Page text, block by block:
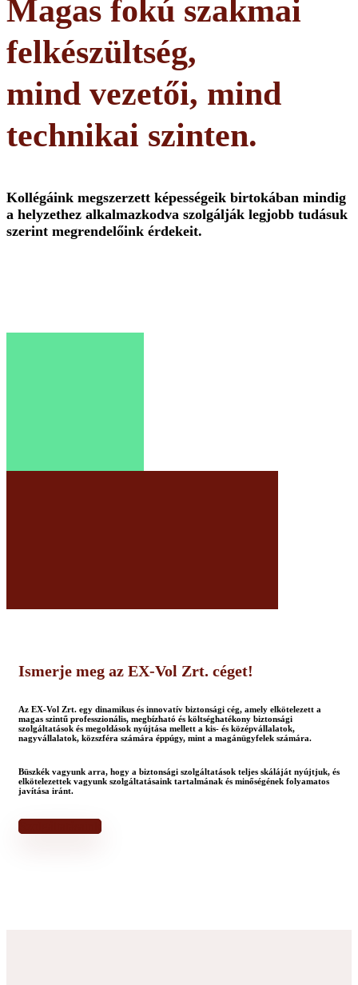
Magas fokú szakmai
felkészültség,
mind vezetői, mind
technikai szinten.
Kollégáink megszerzett képességeik birtokában mindig
a helyzethez alkalmazkodva szolgálják legjobb tudásuk
szerint megrendelőink érdekeit.
Ismerje meg az EX-Vol Zrt. céget!
Az EX-Vol Zrt. egy dinamikus és innovatív biztonsági cég, amely elkötelezett a
magas szintű professzionális, megbízható és költséghatékony biztonsági
szolgáltatások és megoldások nyújtása mellett a kis- és középvállalatok,
nagyvállalatok, közszféra számára éppúgy, mint a magánügyfelek számára.
Büszkék vagyunk arra, hogy a biztonsági szolgáltatások teljes skáláját nyújtjuk, és
elkötelezettek vagyunk szolgáltatásaink tartalmának és minőségének folyamatos
javítása iránt.